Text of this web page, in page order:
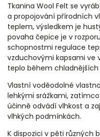
Tkanina Wool Felt se
a propojování přírodních
teplem, výsledkem je
povaha čepice je v
schopnostmi regulace
vzduchovými kapsami ve
teplo během chladnějších
Vlastní voděodolné
lehkými srážkami,
účinně odvádí vlhkost a
vlhkých podmínkách.
K dispozici v pěti různých